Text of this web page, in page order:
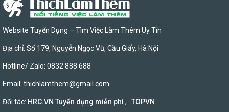
Website Tuyển Dụng – Tìm Việc Làm Thêm Uy Tín
Địa chỉ: Số 179, Nguyễn Ngọc Vũ, Cầu Giấy, Hà Nội
Hotline/ Zalo: 0832 888 688
Email: thichlamthem@gmail.com
Đối tác: HRC.VN Tuyển dụng miễn phí, TOPVN